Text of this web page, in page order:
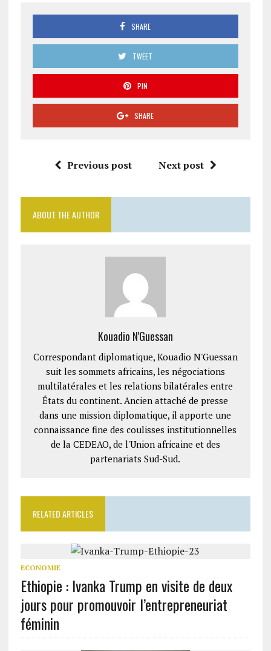
SHARE
TWEET
PIN
SHARE
Previous post Next post
ABOUT THE AUTHOR
Kouadio N'Guessan
Correspondant diplomatique, Kouadio N'Guessan
suit les sommets africains, les négociations
multilatérales et les relations bilatérales entre
États du continent. Ancien attaché de presse
dans une mission diplomatique, il apporte une
connaissance fine des coulisses institutionnelles
de la CEDEAO, de l'Union africaine et des
partenariats Sud-Sud.
RELATED ARTICLES
ECONOMIE
Ethiopie : Ivanka Trump en visite de deux
jours pour promouvoir l’entrepreneuriat
féminin